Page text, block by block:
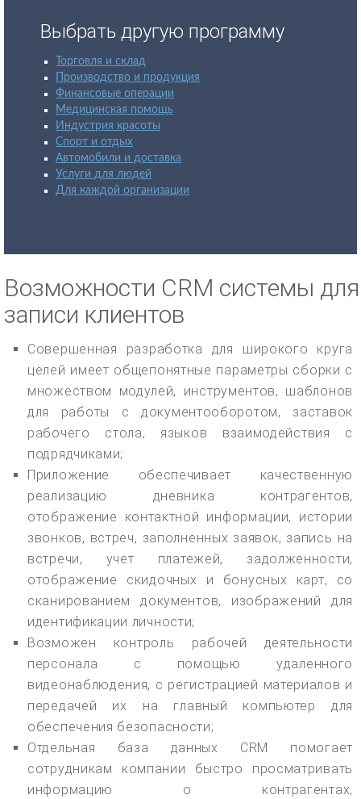
Выбрать другую программу
Торговля и склад
Производство и продукция
Финансовые операции
Медицинская помощь
Индустрия красоты
Спорт и отдых
Автомобили и доставка
Услуги для людей
Для каждой организации
Возможности CRM системы для
записи клиентов
Совершенная разработка для широкого круга
целей имеет общепонятные параметры сборки с
множеством модулей, инструментов, шаблонов
для работы с документооборотом, заставок
рабочего стола, языков взаимодействия с
подрядчиками;
Приложение обеспечивает качественную
реализацию дневника контрагентов,
отображение контактной информации, истории
звонков, встреч, заполненных заявок, запись на
встречи, учет платежей, задолженности,
отображение скидочных и бонусных карт, со
сканированием документов, изображений для
идентификации личности;
Возможен контроль рабочей деятельности
персонала с помощью удаленного
видеонаблюдения, с регистрацией материалов и
передачей их на главный компьютер для
обеспечения безопасности;
Отдельная база данных CRM помогает
сотрудникам компании быстро просматривать
информацию о контрагентах,